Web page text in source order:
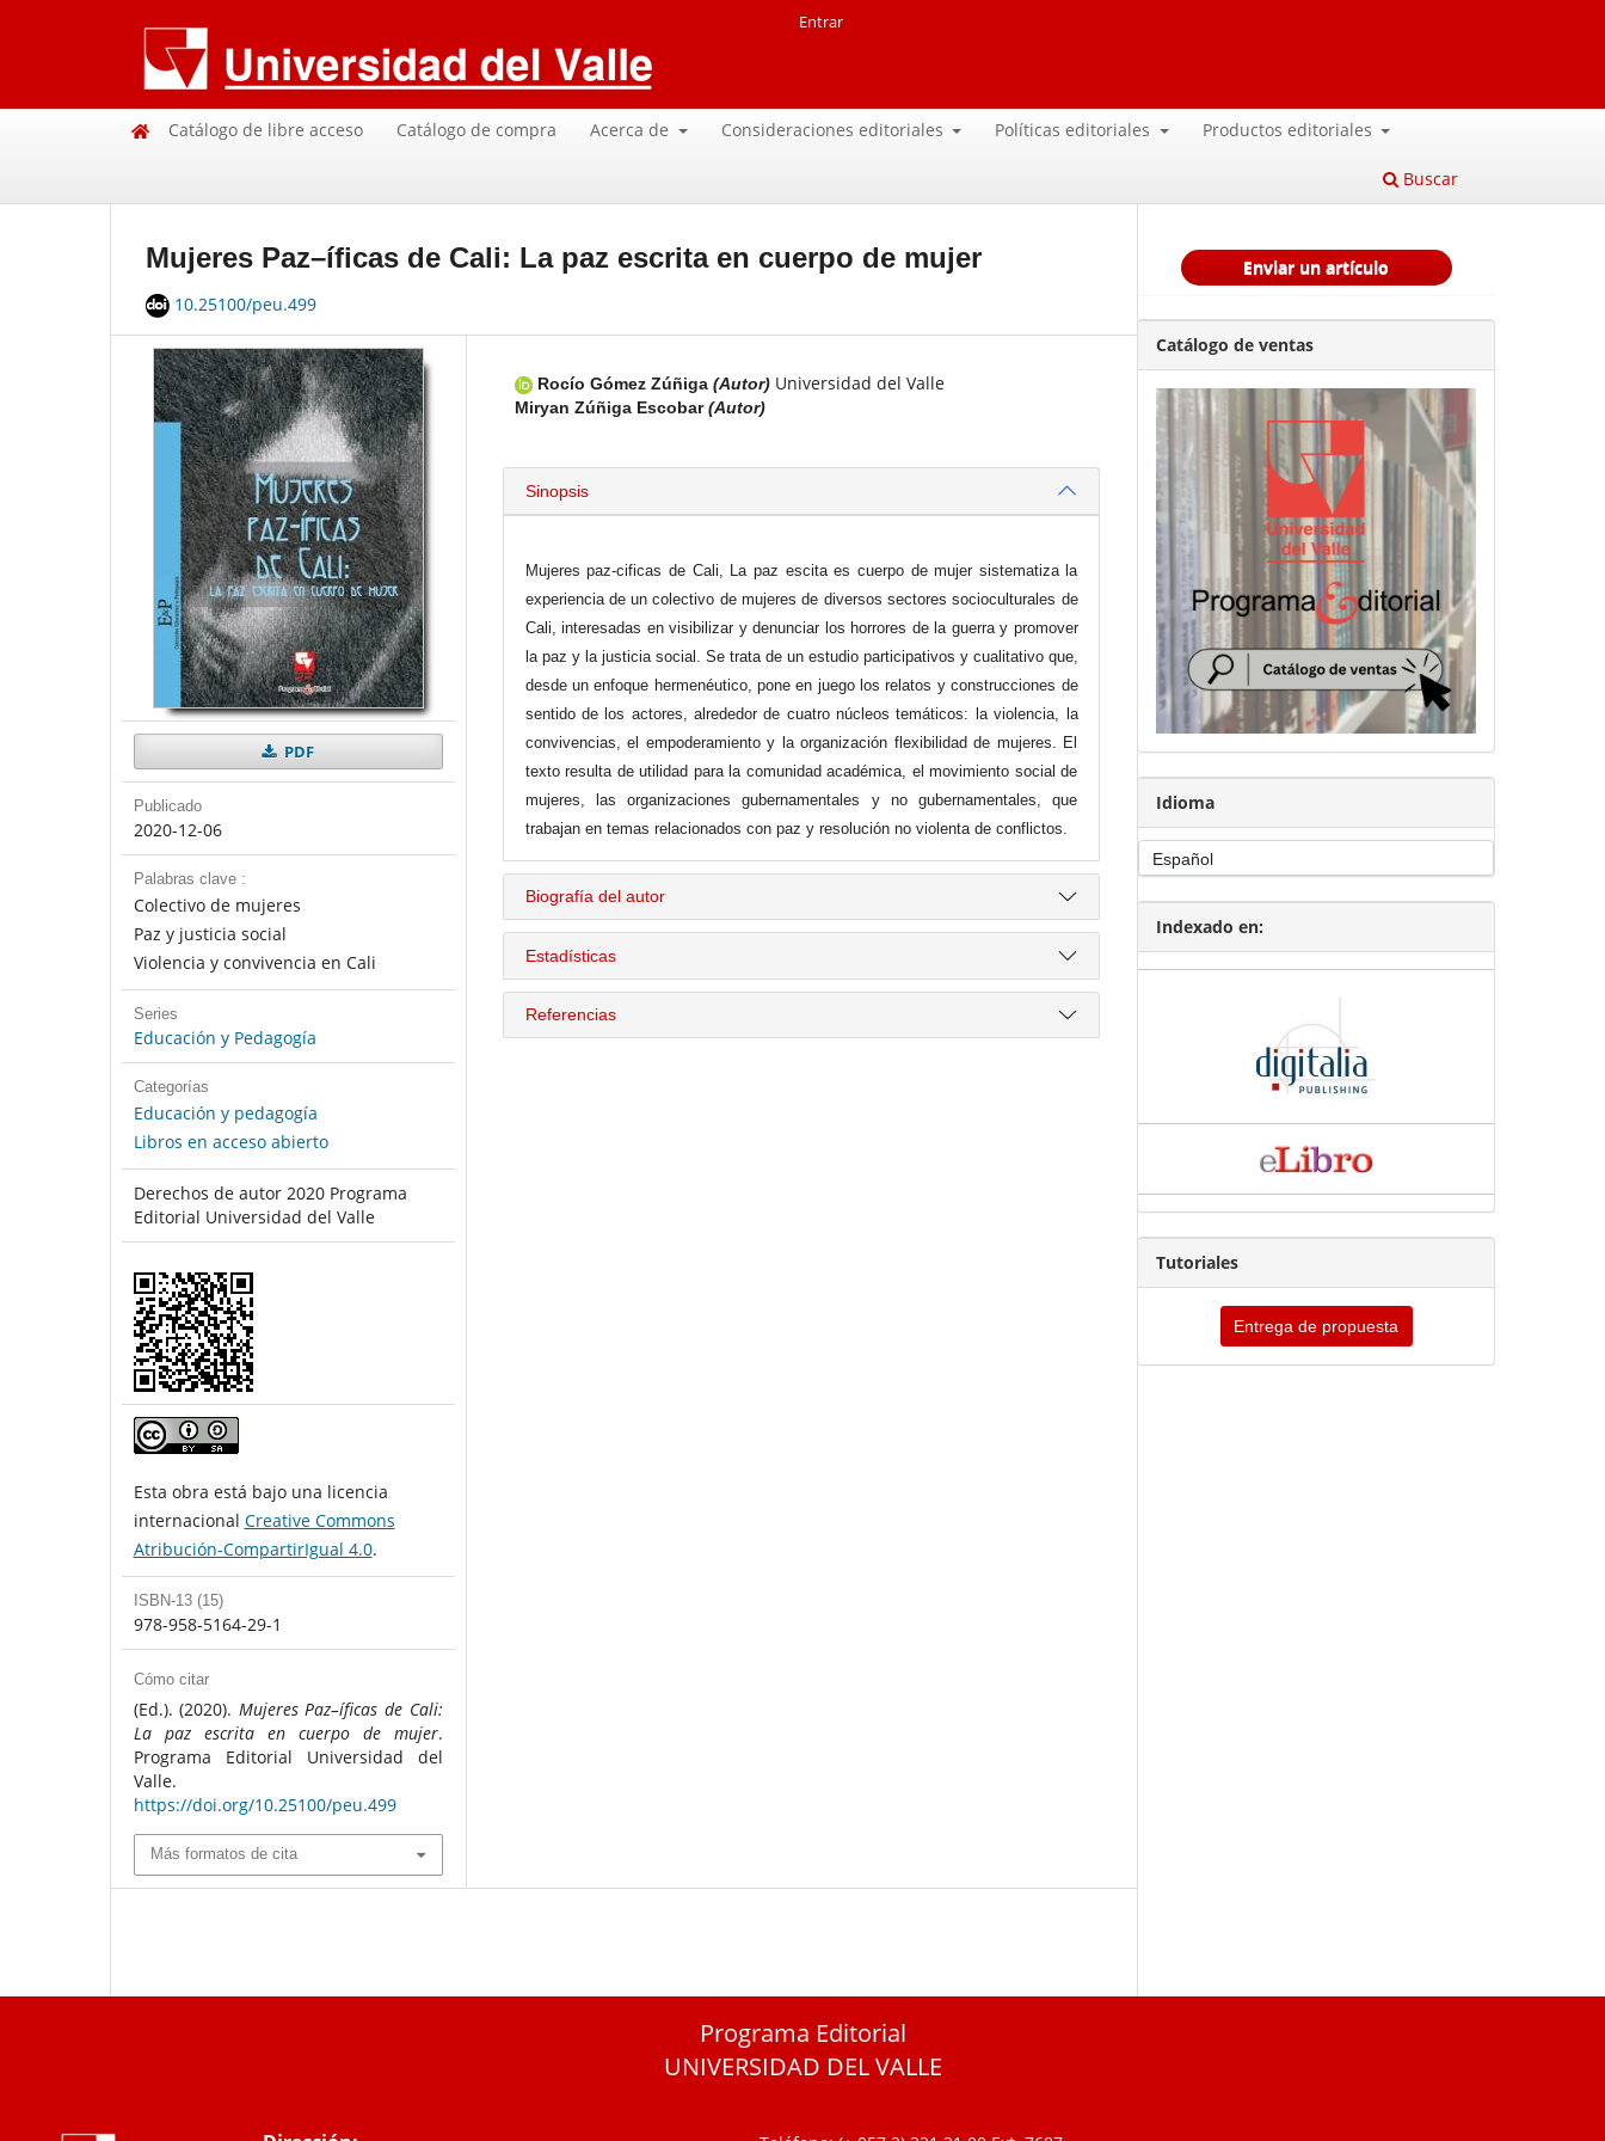
Catálogo de libre acceso Catálogo de compra Acerca de Consideraciones editoriales Políticas editoriales Productos editoriales
Buscar
Entrar
Mujeres Paz–íficas de Cali: La paz escrita en cuerpo de mujer
10.25100/peu.499
PDF
Publicado
2020-12-06
Palabras clave :
Colectivo de mujeres
Paz y justicia social
Violencia y convivencia en Cali
Series
Educación y Pedagogía
Categorías
Educación y pedagogía
Libros en acceso abierto
Derechos de autor 2020 Programa
Editorial Universidad del Valle
Esta obra está bajo una licencia
internacional Creative Commons
Atribución-CompartirIgual 4.0.
ISBN-13 (15)
978-958-5164-29-1
Cómo citar
(Ed.). (2020). Mujeres Paz–íficas de Cali:
La paz escrita en cuerpo de mujer.
Programa Editorial Universidad del
Valle.
https://doi.org/10.25100/peu.499
Más formatos de cita
Rocío Gómez Zúñiga (Autor) Universidad del Valle
Miryan Zúñiga Escobar(Autor)
Sinopsis
Mujeres paz-cificas de Cali, La paz escita es cuerpo de mujer sistematiza la
experiencia de un colectivo de mujeres de diversos sectores socioculturales de
Cali, interesadas en visibilizar y denunciar los horrores de la guerra y promover
la paz y la justicia social. Se trata de un estudio participativos y cualitativo que,
desde un enfoque hermenéutico, pone en juego los relatos y construcciones de
sentido de los actores, alrededor de cuatro núcleos temáticos: la violencia, la
convivencias, el empoderamiento y la organización flexibilidad de mujeres. El
texto resulta de utilidad para la comunidad académica, el movimiento social de
mujeres, las organizaciones gubernamentales y no gubernamentales, que
trabajan en temas relacionados con paz y resolución no violenta de conflictos.
Biografía del autor
Estadísticas
Referencias
Enviar un artículo
Catálogo de ventas
Idioma
Indexado en:
Tutoriales
Entrega de propuesta
Programa Editorial
UNIVERSIDAD DEL VALLE